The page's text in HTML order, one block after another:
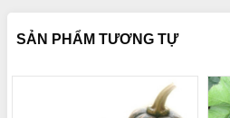
SẢN PHẨM TƯƠNG TỰ